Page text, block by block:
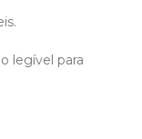
legível para